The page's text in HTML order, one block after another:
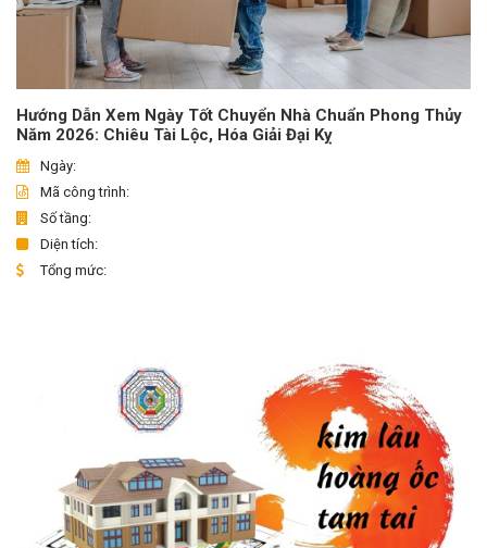
Hướng Dẫn Xem Ngày Tốt Chuyển Nhà Chuẩn Phong Thủy
Năm 2026: Chiêu Tài Lộc, Hóa Giải Đại Kỵ
Ngày:
Mã công trình:
Số tầng:
Diện tích:
Tổng mức: